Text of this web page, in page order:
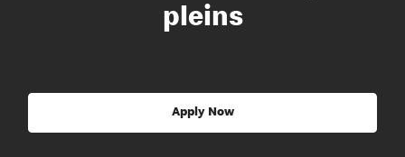
pleins
Apply Now